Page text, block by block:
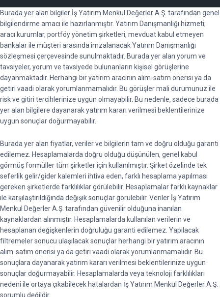
Burada yer alan bilgiler İş Yatırım Menkul Değerler A.Ş. tarafından genel
bilgilendirme amacı ile hazırlanmıştır. Yatırım Danışmanlığı hizmeti;
aracı kurumlar, portföy yönetim şirketleri, mevduat kabul etmeyen
bankalar ile müşteri arasında imzalanacak Yatırım Danışmanlığı
sözleşmesi çerçevesinde sunulmaktadır. Burada yer alan yorum ve
tavsiyeler, yorum ve tavsiyede bulunanların kişisel görüşlerine
dayanmaktadır. Herhangi bir yatırım aracının alım-satım önerisi ya da
getiri vaadi olarak yorumlanmamalıdır. Bu görüşler mali durumunuz ile
risk ve gitiri tercihlerinize uygun olmayabilir. Bu nedenle, sadece burada
yer alan bilgilere dayanarak yatırım kararı verilmesi beklentilerinize
uygun sonuçlar doğurmayabilir.
Burada yer alan fiyatlar, veriler ve bilgilerin tam ve doğru olduğu garanti
edilemez. Hesaplamalarda doğru olduğu düşünülen, genel kabul
görmüş formüller tüm şirketler için kullanılmıştır. Şirket özelinde tek
seferlik gelir/gider kalemleri ihtiva eden, farklı hesaplama yapılması
gereken şirketlerde farklılıklar görülebilir. Hesaplamalar farklı kaynaklar
ile karşılaştırıldığında değişik sonuçlar görülebilir. Veriler İş Yatırım
Menkul Değerler A.Ş. tarafından güvenilir olduğuna inanılan
kaynaklardan alınmıştır. Hesaplamalarda kullanılan verilerin ve
hesaplanan değişkenlerin doğruluğu garanti edilemez. Yapılacak
filtremeler sonucu ulaşılacak sonuçlar herhangi bir yatırım aracının
alım-satım önerisi ya da getiri vaadi olarak yorumlanmamalıdır. Bu
sonuçlara dayanarak yatırım kararı verilmesi beklentilerinize uygun
sonuçlar doğurmayabilir. Hesaplamalarda veya teknoloji farklılıkları
nedeni ile ortaya çıkabilecek hatalardan İş Yatırım Menkul Değerler A.Ş.
sorumlu değildir.